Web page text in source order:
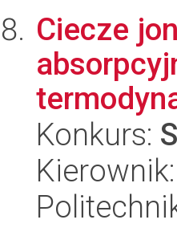
Ciecze
Konkurs: